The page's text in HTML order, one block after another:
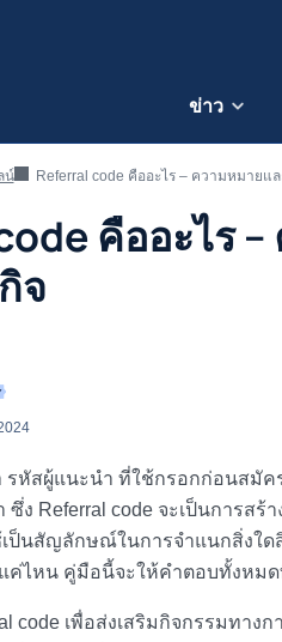
ข่าว
น์ Referral code คืออะไร – ความหมาย
คืออะไร
จ
รหัสผู้แนะนำ ที่ใช้กรอกก่อนสมั
ง Referral code จะเป็นการสร้า
ป็นสัญลักษณ์ในการจำแนกสิ่งใด
ค่ไหน คู่มือนี้จะให้คำตอบทั้งหม
code เพื่อส่งเสริมกิจกรรมทาง